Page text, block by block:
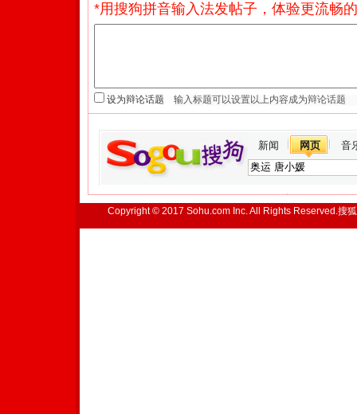
*用搜狗拼音输入法发帖子，体验更流畅
设为辩论话题
新闻 网页 音
Copyright © 2017 Sohu.com Inc. All Rights Reserved.搜